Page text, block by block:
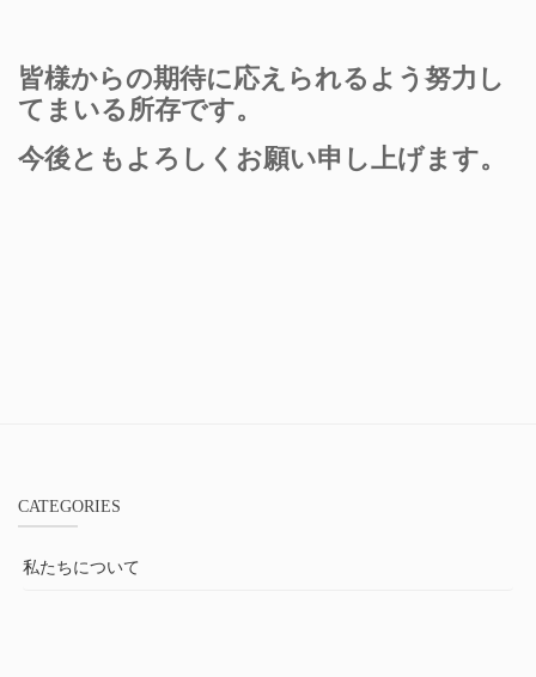
皆様からの期待に応えられるよう努力し
てまいる所存です。
今後ともよろしくお願い申し上げます。
CATEGORIES
私たちについて